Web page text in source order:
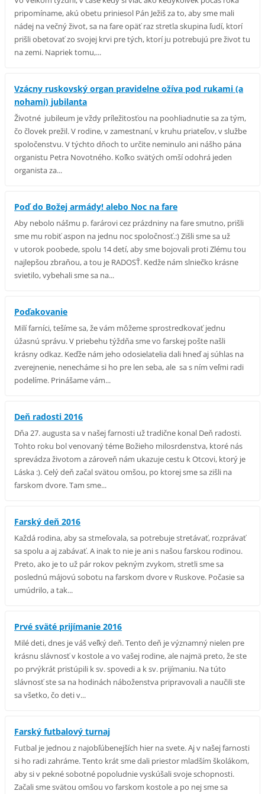
pripomíname, akú obetu priniesol Pán Ježiš za to, aby sme mali
nádej na večný život, sa na fare opäť raz stretla skupina ľudí, ktorí
prišli obetovať zo svojej krvi pre tých, ktorí ju potrebujú pre život tu
na zemi. Napriek tomu,...
Vzácny ruskovský organ pravidelne ožíva pod rukami (a
nohami) jubilanta
Životné jubileum je vždy príležitosťou na poohliadnutie sa za tým,
čo človek prežil. V rodine, v zamestnaní, v kruhu priateľov, v službe
spoločenstvu. V týchto dňoch to určite neminulo ani nášho pána
organistu Petra Novotného. Koľko svätých omší odohrá jeden
organista za...
Poď do Božej armády! alebo Noc na fare
Aby nebolo nášmu p. farárovi cez prázdniny na fare smutno, prišli
sme mu robiť aspon na jednu noc spoločnosť.:) Zišli sme sa už
v utorok poobede, spolu 14 detí, aby sme bojovali proti Zlému tou
najlepšou zbraňou, a tou je RADOSŤ. Kedže nám slniečko krásne
svietilo, vybehali sme sa na...
Poďakovanie
Milí farníci, tešíme sa, že vám môžeme sprostredkovať jednu
úžasnú správu. V priebehu týždňa sme vo farskej pošte našli
krásny odkaz. Keďže nám jeho odosielatelia dali hneď aj súhlas na
zverejnenie, nenecháme si ho pre len seba, ale sa s ním veľmi radi
podelíme. Prinášame vám...
Deň radosti 2016
Dňa 27. augusta sa v našej farnosti už tradične konal Deň radosti.
Tohto roku bol venovaný téme Božieho milosrdenstva, ktoré nás
sprevádza životom a zároveň nám ukazuje cestu k Otcovi, ktorý je
Láska :). Celý deň začal svätou omšou, po ktorej sme sa zišli na
farskom dvore. Tam sme...
Farský deň 2016
Každá rodina, aby sa stmeľovala, sa potrebuje stretávať, rozprávať
sa spolu a aj zabávať. A inak to nie je ani s našou farskou rodinou.
Preto, ako je to už pár rokov pekným zvykom, stretli sme sa
poslednú májovú sobotu na farskom dvore v Ruskove. Počasie sa
umúdrilo, a tak...
Prvé sväté prijímanie 2016
Milé deti, dnes je váš veľký deň. Tento deň je významný nielen pre
krásnu slávnosť v kostole a vo vašej rodine, ale najmä preto, že ste
po prvýkrát pristúpili k sv. spovedi a k sv. prijímaniu. Na túto
slávnosť ste sa na hodinách náboženstva pripravovali a naučili ste
sa všetko, čo deti v...
Farský futbalový turnaj
Futbal je jednou z najobľúbenejších hier na svete. Aj v našej farnosti
si ho radi zahráme. Tento krát sme dali priestor mladším školákom,
aby si v pekné sobotné popoludnie vyskúšali svoje schopnosti.
Začali sme svätou omšou vo farskom kostole a po nej sme sa